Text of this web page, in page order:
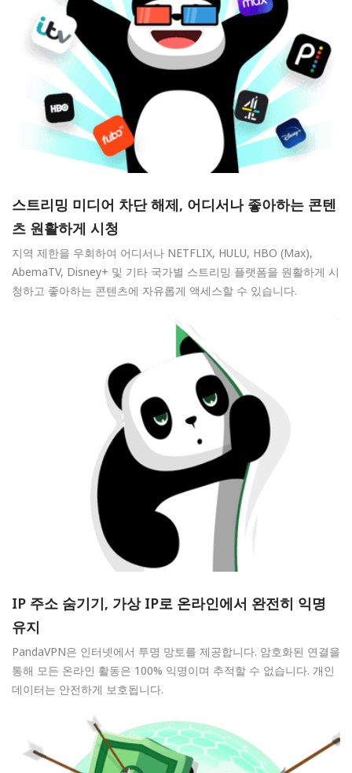
스트리밍 미디어 차단 해제, 어디서나 좋아하는 콘텐
츠 원활하게 시청
지역 제한을 우회하여 어디서나 NETFLIX, HULU, HBO (Max),
AbemaTV, Disney+ 및 기타 국가별 스트리밍 플랫폼을 원활하게 시
청하고 좋아하는 콘텐츠에 자유롭게 액세스할 수 있습니다.
IP 주소 숨기기, 가상 IP로 온라인에서 완전히 익명
유지
PandaVPN은 인터넷에서 투명 망토를 제공합니다. 암호화된 연결을
통해 모든 온라인 활동은 100% 익명이며 추적할 수 없습니다. 개인
데이터는 안전하게 보호됩니다.